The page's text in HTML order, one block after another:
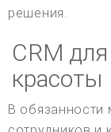
решения.
CRM
красоты
В обязанности